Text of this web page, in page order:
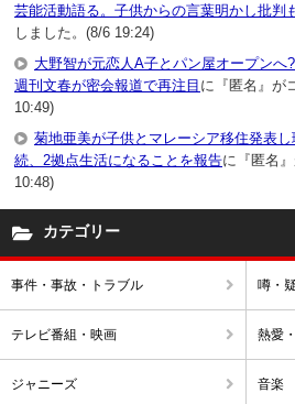
芸能活動語る。子供からの言葉明かし批判
しました。(8/6 19:24)
大野智が元恋人A子とパン屋オープンへ
週刊文春が密会報道で再注目 に『匿名』が
10:49)
菊地亜美が子供とマレーシア移住発表
続、2拠点生活になることを報告に『匿名
10:48)
カテゴリー
事件・事故・トラブル 噂・
テレビ番組・映画 熱愛
ジャニーズ 音楽